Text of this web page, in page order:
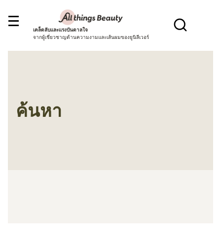
เคล็ดลับและแรงบันดาลใจ
จากผู้เชี่ยวชาญด้านความงามและเส้นผมของยูนิลีเวอร์
ค้นหา